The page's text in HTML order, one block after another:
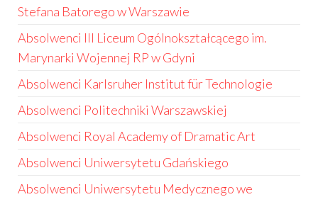
Stefana Batorego w Warszawie
Absolwenci III Liceum Ogólnokształcącego im.
Marynarki Wojennej RP w Gdyni
Absolwenci Karlsruher Institut für Technologie
Absolwenci Politechniki Warszawskiej
Absolwenci Royal Academy of Dramatic Art
Absolwenci Uniwersytetu Gdańskiego
Absolwenci Uniwersytetu Medycznego we